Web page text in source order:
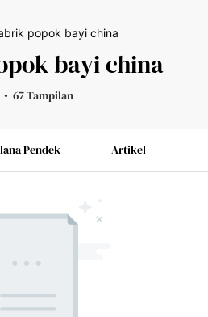
popok bayi china
bayi china
67 Tampilan
Pendek Artikel